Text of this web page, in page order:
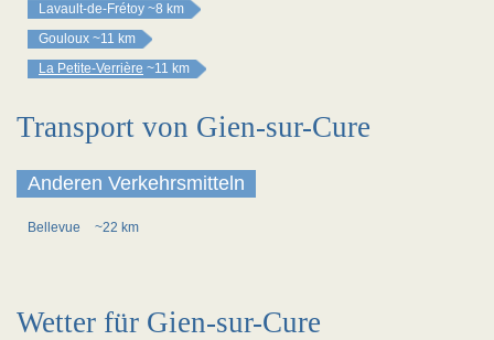
Lavault-de-Frétoy ~8 km
Gouloux ~11 km
La Petite-Verrière ~11 km
Transport von Gien-sur-Cure
Anderen Verkehrsmitteln
Bellevue ~22 km
Wetter für Gien-sur-Cure